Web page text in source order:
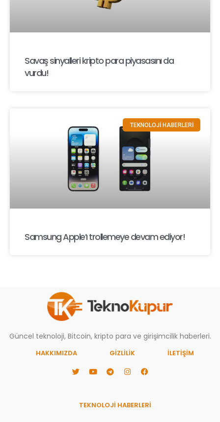
Savaş sinyalleri kripto para piyasasını da
vurdu!
TEKNOLOJİ HABERLERİ
Samsung Apple’ı trollemeye devam ediyor!
Güncel teknoloji, Bitcoin, kripto para ve girişimcilik haberleri.
HAKKIMIZDA GIZLILIK İLETİŞİM
TEKNOLOJİ HABERLERİ